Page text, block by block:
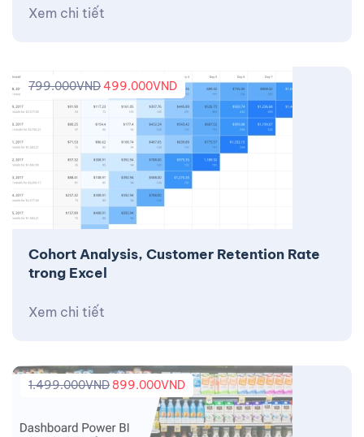
Xem chi tiết
Cohort Analysis, Customer Retention Rate
trong Excel
799.000VND499.000VND
Xem chi tiết
1.499.000VND 899.000VND